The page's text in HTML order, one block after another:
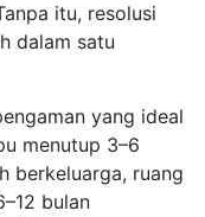
itu, resolusi
dalam satu
yang ideal
menutup 3–6
berkeluarga, ruang
bulan